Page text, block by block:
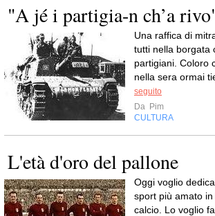
"A jé i partigia-n ch’a
Una raffica di
tutti nella borgata
partigiani. Coloro
nella sera ormai
seguito
Da Pim
CULTURA
L'età d'oro del pallone
Oggi voglio
sport più amato
calcio. Lo voglio